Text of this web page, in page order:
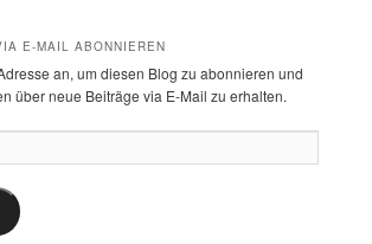
E-MAIL ABONNIEREN
an, um diesen Blog zu abonnieren und
über neue Beiträge via E-Mail zu erhalten.